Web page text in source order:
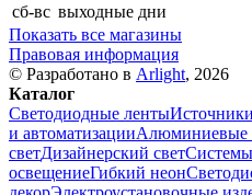
сб-вс выходные дни
Показать все магазины
Правовая информация
© Разработано в Arlight, 2026
Каталог
Светодиодные ленты
и автоматизацииАлюминиевые
светДизайнерский свет
освещениеГибкий неон